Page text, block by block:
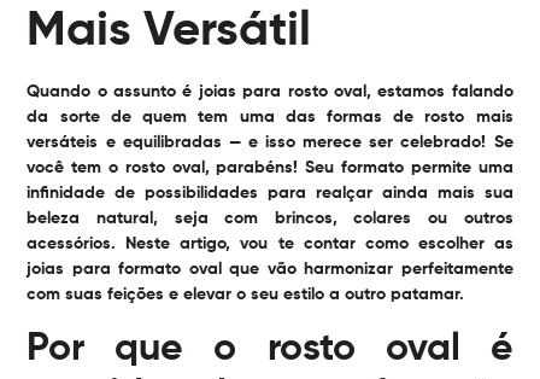
Mais Versátil
Quando o assunto é joias para rosto oval, estamos falando
da sorte de quem tem uma das formas de rosto mais
versáteis e equilibradas — e isso merece ser celebrado! Se
você tem o rosto oval, parabéns! Seu formato permite uma
infinidade de possibilidades para realçar ainda mais sua
beleza natural, seja com brincos, colares ou outros
acessórios. Neste artigo, vou te contar como escolher as
joias para formato oval que vão harmonizar perfeitamente
com suas feições e elevar o seu estilo a outro patamar.
Por que o rosto oval é